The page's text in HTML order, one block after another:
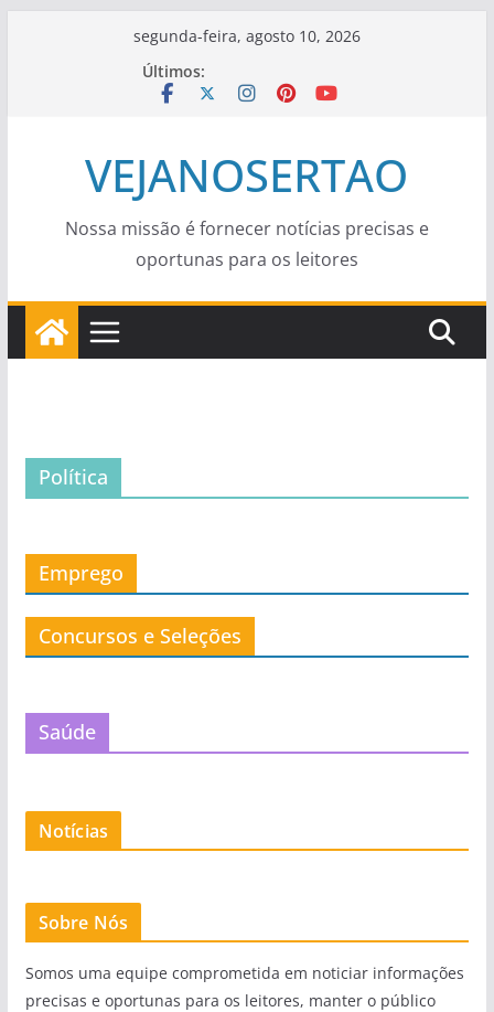
segunda-feira, agosto 10, 2026
Últimos:
VEJANOSERTAO
Nossa missão é fornecer notícias precisas e
oportunas para os leitores
Política
Emprego
Concursos e Seleções
Saúde
Notícias
Sobre Nós
Somos uma equipe comprometida em noticiar informações
precisas e oportunas para os leitores, manter o público